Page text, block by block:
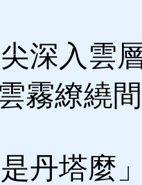
深入雲
霧繚繞
丹塔麼